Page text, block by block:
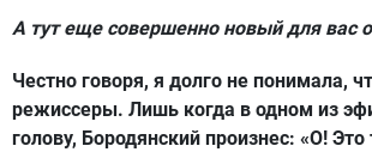
А тут еще совершенно новый для вас
Честно говоря, я долго не понимала,
режиссеры. Лишь когда в одном из
голову, Бородянский произнес: «О!